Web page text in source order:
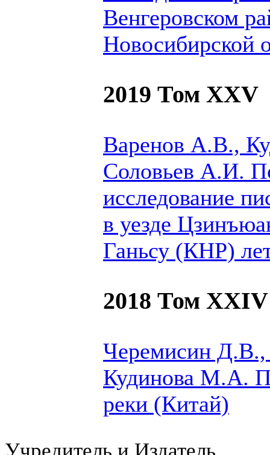
Венгеровском
Новосибирской
2019 Том XXV
Варенов А.В.,
Соловьев А.И.
исследование
в уезде
Ганьсу (КНР)
2018 Том XXIV
Черемисин
Кудинова М.А.
реки (Китай)